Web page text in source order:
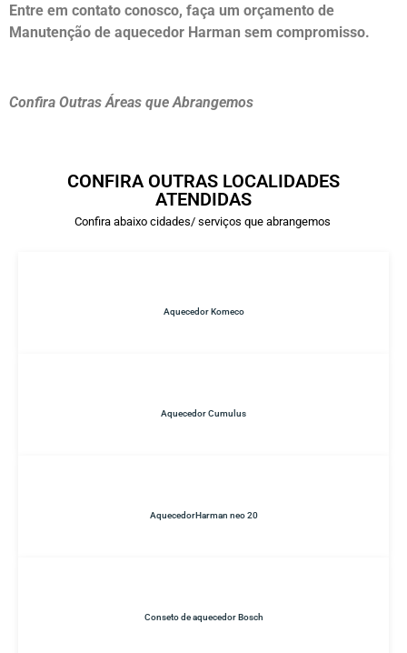
Entre em contato conosco, faça um orçamento de
Manutenção de aquecedor Harman sem compromisso.
Confira Outras Áreas que Abrangemos
CONFIRA OUTRAS LOCALIDADES
ATENDIDAS
Confira abaixo cidades/ serviços que abrangemos
Aquecedor Komeco
Aquecedor Cumulus
AquecedorHarman neo 20
Conseto de aquecedor Bosch